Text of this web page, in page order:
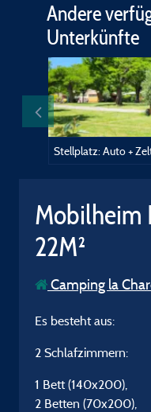
Andere
Unterkünfte
Mobilheim
22M²
Camping la
Es besteht aus:
2 Schlafzimmern:
1 Bett (140x200),
2 Betten (70x200),